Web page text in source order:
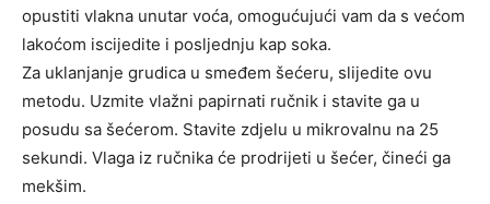
opustiti vlakna unutar voća, omogućujući vam da s većom
lakoćom iscijedite i posljednju kap soka.
Za uklanjanje grudica u smeđem šećeru, slijedite ovu
metodu. Uzmite vlažni papirnati ručnik i stavite ga u
posudu sa šećerom. Stavite zdjelu u mikrovalnu na 25
sekundi. Vlaga iz ručnika će prodrijeti u šećer, čineći ga
mekšim.